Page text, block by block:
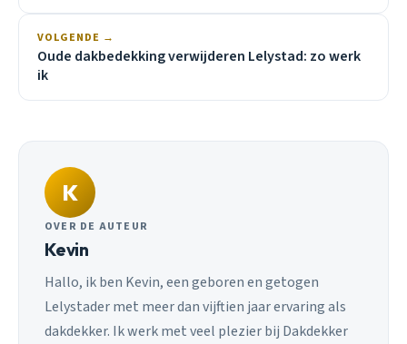
VOLGENDE →
Oude dakbedekking verwijderen Lelystad: zo werk
ik
K
OVER DE AUTEUR
Kevin
Hallo, ik ben Kevin, een geboren en getogen
Lelystader met meer dan vijftien jaar ervaring als
dakdekker. Ik werk met veel plezier bij Dakdekker